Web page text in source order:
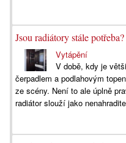
Jsou radiátory stále potřeba?
Vytápění
V době, kdy je
čerpadlem a podlahovým
ze scény. Není to ale úplně
radiátor slouží jako